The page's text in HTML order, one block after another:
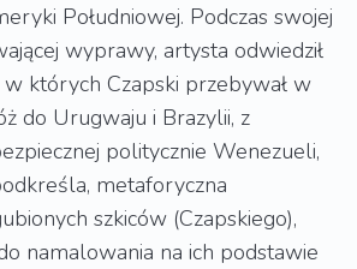
Południowej. Podczas swojej
wyprawy, artysta odwiedził
w których Czapski przebywał w
do Urugwaju i Brazylii, z
politycznie Wenezueli,
metaforyczna
szkiców (Czapskiego),
namalowania na ich podstawie